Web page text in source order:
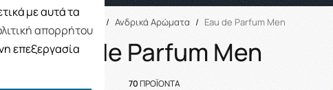
Αρχική / Ανδρικά Αρώματα / Eau de Parfum Men
Eau de Parfum Men
70ΠΡΟΪΟΝΤΑ
με αυτά τα
απορρήτου
επεξεργασία